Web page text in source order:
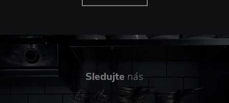
Sledujte nás